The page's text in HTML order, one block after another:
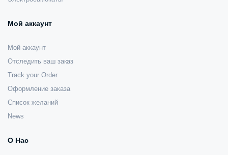
Мой аккаунт
Мой аккаунт
Отследить ваш заказ
Track your Order
Оформление заказа
Список желаний
News
О Нас